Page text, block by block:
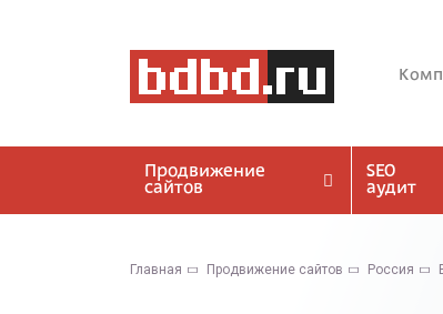
Продвижение
сайтов
SEO
аудит
Главная Продвижение сайтов Россия